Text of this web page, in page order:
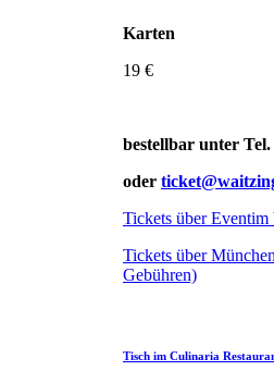
Karten
19 €
bestellbar unter Tel.
oder
Tickets über
Tickets über
Gebühren)
Tisch im Culinaria